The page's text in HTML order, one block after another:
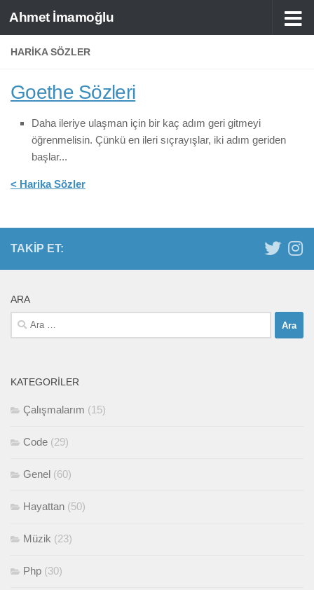
Skip to content
Ahmet İmamoğlu
HARIKA SÖZLER
Goethe Sözleri
Daha ileriye ulaşman için bir kaç adım geri gitmeyi
öğrenmelisin. Çünkü en ileri sıçrayışlar, iki adım geriden
başlar...
< Harika Sözler
TAKIP ET:
ARA
Arama:
KATEGORILER
Çalışmalarım (15)
Code (29)
Genel (60)
Hayattan (50)
Müzik (23)
Php (30)